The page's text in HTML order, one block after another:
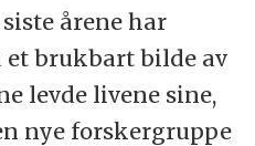
siste årene har
et brukbart bilde av
levde livene sine,
nye forskergruppe